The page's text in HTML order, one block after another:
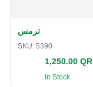
ترمس
SKU: 5390
1,250.00 QR
In Stock